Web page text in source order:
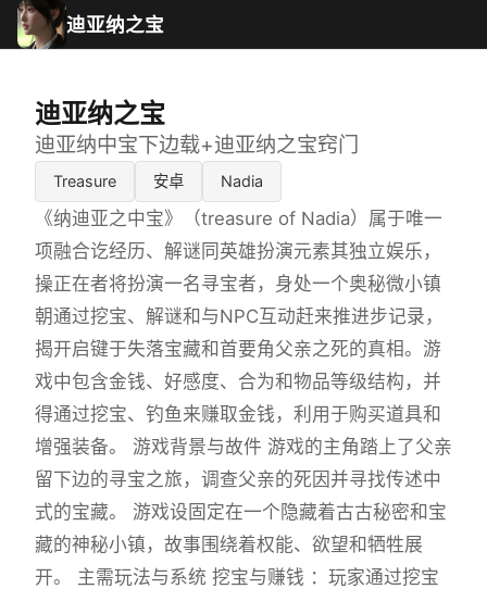
迪亚纳之宝
迪亚纳之宝
迪亚纳中宝下边载+迪亚纳之宝窍门
Treasure 安卓 Nadia
《纳迪亚之中宝》（treasure of Nadia）属于唯一
项融合讫经历、解谜同英雄扮演元素其独立娱乐，
操正在者将扮演一名寻宝者，身处一个奥秘微小镇
朝通过挖宝、解谜和与NPC互动赶来推进步记录，
揭开启键于失落宝藏和首要角父亲之死的真相。游
戏中包含金钱、好感度、合为和物品等级结构，并
得通过挖宝、钓鱼来赚取金钱，利用于购买道具和
增强装备。 游戏背景与故件 游戏的主角踏上了父亲
留下边的寻宝之旅，调查父亲的死因并寻找传述中
式的宝藏。 游戏设固定在一个隐藏着古古秘密和宝
藏的神秘小镇，故事围绕着权能、欲望和牺牲展
开。 主需玩法与系统 挖宝与赚钱 ：玩家通过挖宝